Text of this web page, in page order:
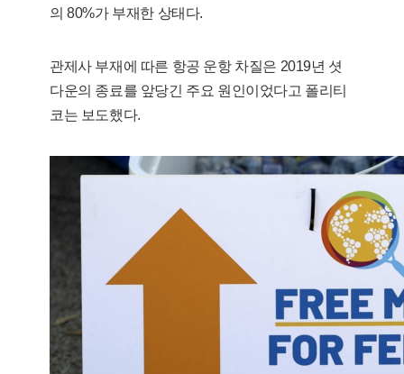
의 80%가 부재한 상태다.
관제사 부재에 따른 항공 운항 차질은 2019년 셧
다운의 종료를 앞당긴 주요 원인이었다고 폴리티
코는 보도했다.